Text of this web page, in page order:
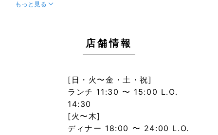
もっと見る
店舗情報
[日・火〜金・土・祝]
ランチ 11:30 〜 15:00 L.O.
14:30
[火〜木]
ディナー 18:00 〜 24:00 L.O.